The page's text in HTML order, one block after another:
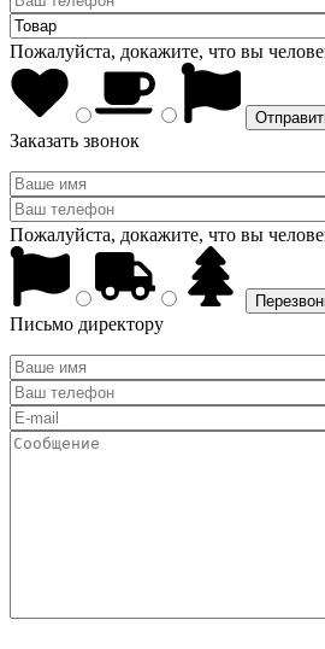
Пожалуйста, докажите, что вы
Заказать звонок
Пожалуйста, докажите, что вы
Письмо директору